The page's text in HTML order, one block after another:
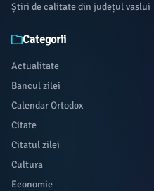
Știri de calitate din județul vaslui
Categorii
Actualitate
Bancul zilei
Calendar Ortodox
Citate
Citatul zilei
Cultura
Economie